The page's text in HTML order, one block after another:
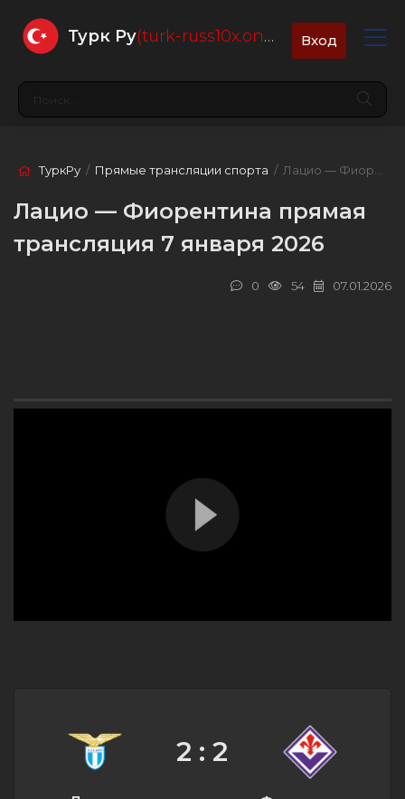
Турк Ру(turk-russ10x.online) Вход
ТуркРу / Прямые трансляции спорта / Лацио — Фиорентина
Лацио — Фиорентина прямая
трансляция 7 января 2026
07.01.2026
54
0
2 : 2